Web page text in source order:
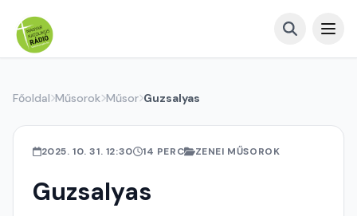
Főoldal Műsorok Műsor Guzsalyas
2025. 10. 31. 12:30 14 PERC ZENEI MŰSOROK
Guzsalyas